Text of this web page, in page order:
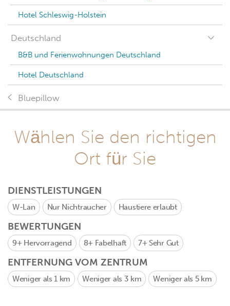
Hotel Schleswig-Holstein
Deutschland
B&B und Ferienwohnungen Deutschland
Hotel Deutschland
Bluepillow
Wählen Sie den richtigen
Ort für Sie
DIENSTLEISTUNGEN
W-Lan Nur Nichtraucher Haustiere erlaubt
BEWERTUNGEN
9+ Hervorragend 8+ Fabelhaft 7+ Sehr Gut
ENTFERNUNG VOM ZENTRUM
Weniger als 1 km Weniger als 3 km Weniger als 5 km